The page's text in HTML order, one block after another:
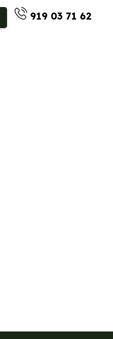
919 03 71 62